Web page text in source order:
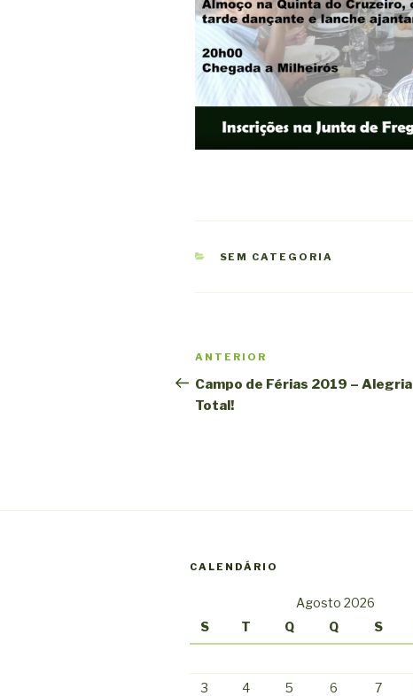
CATEGORIAS
SEM CATEGORIA
Navegação
de
artigos
Conteúdo
anterior
ANTERIOR
Campo de Férias 2019 – Alegria
Total!
CALENDÁRIO
Agosto 2026
S
T Q Q S
3
4 5 6 7